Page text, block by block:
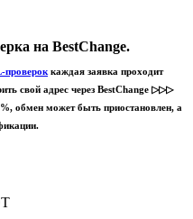
на BestChange.
проверок каждая заявка проходит
свой адрес через BestChange ▷▷▷
обмен может быть приостановлен, а